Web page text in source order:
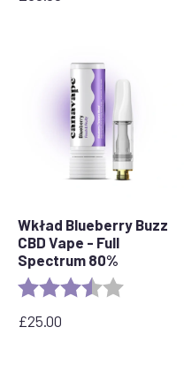
Wkład Blueberry Buzz
CBD Vape - Full
Spectrum 80%
Ocena: 3.6 out
£25.00